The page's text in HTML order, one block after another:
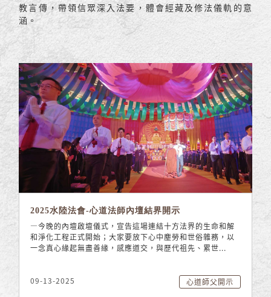
教言傳，帶領信眾深入法要，體會經藏及修法儀軌的意
涵。
2025水陸法會-心道法師內壇結界開示
—今晚的內壇啟壇儀式，宣告這場連結十方法界的生命和解
和淨化工程正式開始；大家要放下心中塵勞和世俗雜務，以
一念真心緣起無盡善緣，感應道交，與歷代祖先、累世...
09-13-2025 心道師父開示